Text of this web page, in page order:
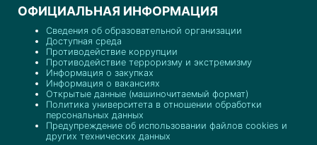
ОФИЦИАЛЬНАЯ ИНФОРМАЦИЯ
Сведения об образовательной организации
Доступная среда
Противодействие коррупции
Противодействие терроризму и экстремизму
Информация о закупках
Информация о вакансиях
Открытые данные (машиночитаемый формат)
Политика университета в отношении обработки
персональных данных
Предупреждение об использовании файлов cookies и
других технических данных